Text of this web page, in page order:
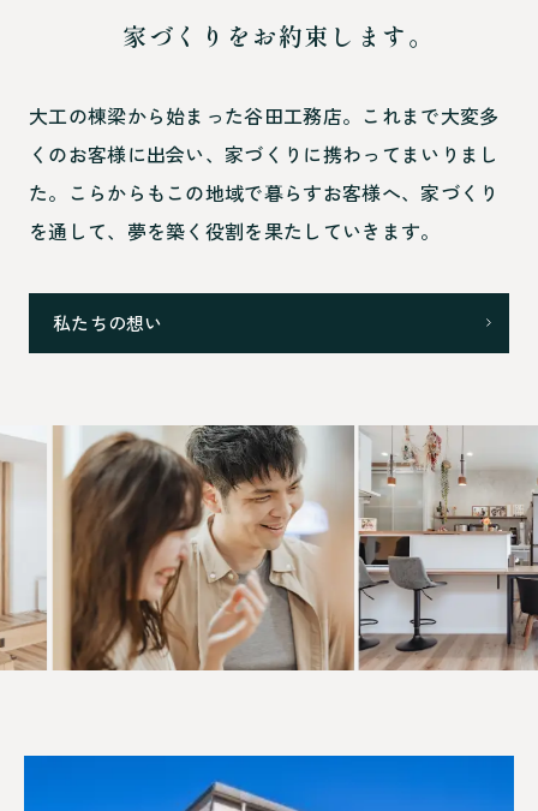
家づ く り を お約束 し ま す。
「建ててよかった」何十年先も思えるような、家づくりをお
大工の棟梁から始まった谷田工務店。 これまで大変多
くのお客様に出会い、 家づくりに携わってまいりまし
た。 こらからもこの地域で暮らすお客様へ、 家づくり
を通して、夢を築く役割を果たしていきます。
私たちの想い